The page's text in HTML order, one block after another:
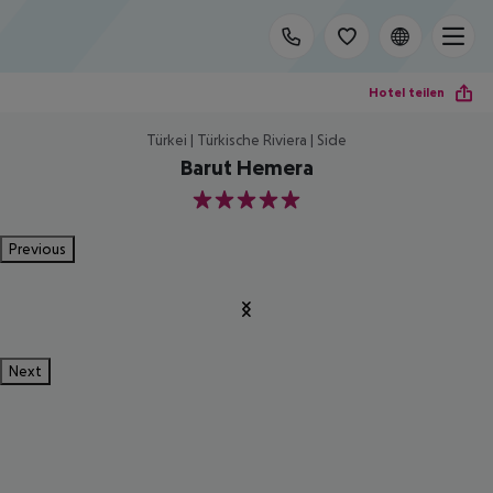
Hotel teilen
Türkei | Türkische Riviera | Side
Barut Hemera
5
Previous
Next